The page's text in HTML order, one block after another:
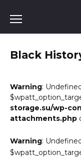
содержанию
Black
Warning:
storage.su/wp-
attachments.php
Warning: